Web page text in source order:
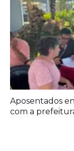
Aposentados
com a